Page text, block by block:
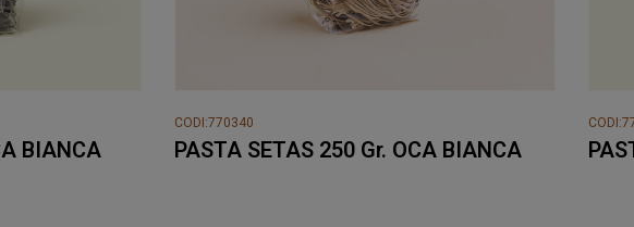
BIANCA
CODI:770340
PASTA SETAS 250 Gr. OCA BIANCA